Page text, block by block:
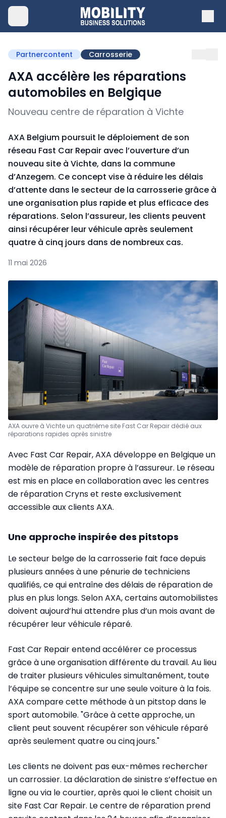
Partnercontent Carrosserie
AXA accélère les réparations
automobiles en Belgique
Nouveau centre de réparation à Vichte
AXA Belgium poursuit le déploiement de son
réseau Fast Car Repair avec l’ouverture d’un
nouveau site à Vichte, dans la commune
d’Anzegem. Ce concept vise à réduire les délais
d’attente dans le secteur de la carrosserie grâce à
une organisation plus rapide et plus efficace des
réparations. Selon l’assureur, les clients peuvent
ainsi récupérer leur véhicule après seulement
quatre à cinq jours dans de nombreux cas.
11 mai 2026
AXA ouvre à Vichte un quatrième site Fast Car Repair dédié aux
réparations rapides après sinistre
Avec Fast Car Repair, AXA développe en Belgique un
modèle de réparation propre à l’assureur. Le réseau
est mis en place en collaboration avec les centres
de réparation Cryns et reste exclusivement
accessible aux clients AXA.
Une approche inspirée des pitstops
Le secteur belge de la carrosserie fait face depuis
plusieurs années à une pénurie de techniciens
qualifiés, ce qui entraîne des délais de réparation de
plus en plus longs. Selon AXA, certains automobilistes
doivent aujourd’hui attendre plus d’un mois avant de
récupérer leur véhicule réparé.
Fast Car Repair entend accélérer ce processus
grâce à une organisation différente du travail. Au lieu
de traiter plusieurs véhicules simultanément, toute
l’équipe se concentre sur une seule voiture à la fois.
AXA compare cette méthode à un pitstop dans le
sport automobile. "Grâce à cette approche, un
client peut souvent récupérer son véhicule réparé
après seulement quatre ou cinq jours."
Les clients ne doivent pas eux-mêmes rechercher
un carrossier. La déclaration de sinistre s’effectue en
ligne ou via le courtier, après quoi le client choisit un
site Fast Car Repair. Le centre de réparation prend